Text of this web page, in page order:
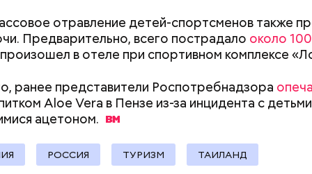
отравление детей-спортсменов также
Предварительно, всего пострадало около
в отеле при спортивном комплексе
ранее представители Роспотребнадзора
Aloe Vera в Пензе из-за инцидента с
ацетоном.
РОССИЯ ТУРИЗМ ТАИЛАНД
быть осторожным: ходить здесь можно
не поскользнуться, лучше взять носки или
душа.